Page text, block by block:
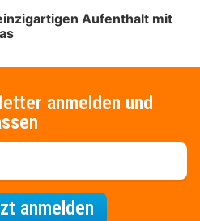
Aufenthalt mit
anmelden und
anmeldenFür den